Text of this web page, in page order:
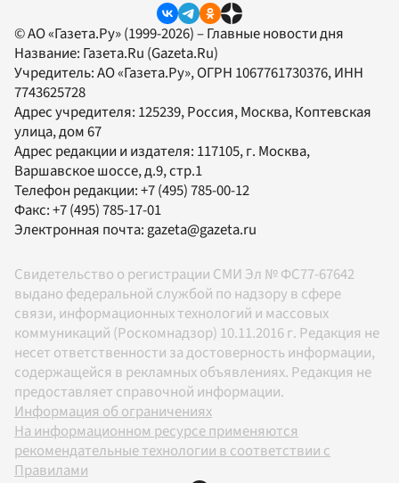
© АО «Газета.Ру» (1999-2026) – Главные новости дня
Название: Газета.Ru (Gazeta.Ru)
Учредитель:АО «Газета.Ру», ОГРН 1067761730376, ИНН
7743625728
Адрес учредителя: 125239, Россия, Москва, Коптевская
улица, дом 67
Адрес редакции и издателя: 117105, г. Москва,
Варшавское шоссе, д.9, стр.1
Телефон редакции:+7 (495) 785-00-12
Факс:+7 (495) 785-17-01
Электронная почта: gazeta@gazeta.ru
Свидетельство о регистрации СМИ Эл № ФС77-67642
выдано федеральной службой по надзору в сфере
связи, информационных технологий и массовых
коммуникаций (Роскомнадзор) 10.11.2016 г. Редакция не
несет ответственности за достоверность информации,
содержащейся в рекламных объявлениях. Редакция не
предоставляет справочной информации.
Информация об ограничениях
На информационном ресурсе применяются
рекомендательные технологии в соответствии с
Правилами